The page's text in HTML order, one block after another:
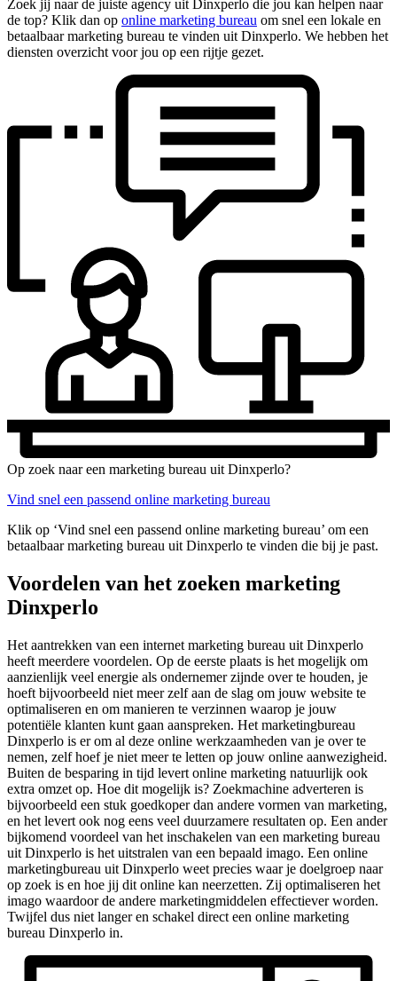
Zoek jij naar de juiste agency uit Dinxperlo die jou kan helpen naar
de top? Klik dan op online marketing bureau om snel een lokale en
betaalbaar marketing bureau te vinden uit Dinxperlo. We hebben het
diensten overzicht voor jou op een rijtje gezet.
Op zoek naar een marketing bureau uit Dinxperlo?
Vind snel een passend online marketing bureau
Klik op ‘Vind snel een passend online marketing bureau’ om een
betaalbaar marketing bureau uit Dinxperlo te vinden die bij je past.
Voordelen van het zoeken marketing
Dinxperlo
Het aantrekken van een internet marketing bureau uit Dinxperlo
heeft meerdere voordelen. Op de eerste plaats is het mogelijk om
aanzienlijk veel energie als ondernemer zijnde over te houden, je
hoeft bijvoorbeeld niet meer zelf aan de slag om jouw website te
optimaliseren en om manieren te verzinnen waarop je jouw
potentiële klanten kunt gaan aanspreken. Het marketingbureau
Dinxperlo is er om al deze online werkzaamheden van je over te
nemen, zelf hoef je niet meer te letten op jouw online aanwezigheid.
Buiten de besparing in tijd levert online marketing natuurlijk ook
extra omzet op. Hoe dit mogelijk is? Zoekmachine adverteren is
bijvoorbeeld een stuk goedkoper dan andere vormen van marketing,
en het levert ook nog eens veel duurzamere resultaten op. Een ander
bijkomend voordeel van het inschakelen van een marketing bureau
uit Dinxperlo is het uitstralen van een bepaald imago. Een online
marketingbureau uit Dinxperlo weet precies waar je doelgroep naar
op zoek is en hoe jij dit online kan neerzetten. Zij optimaliseren het
imago waardoor de andere marketingmiddelen effectiever worden.
Twijfel dus niet langer en schakel direct een online marketing
bureau Dinxperlo in.